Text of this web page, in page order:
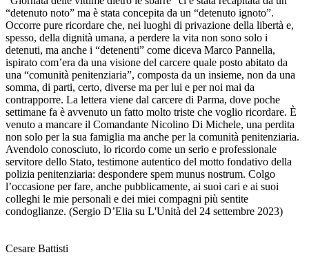
“detenuto noto” ma è stata concepita da un “detenuto ignoto”.
Occorre pure ricordare che, nei luoghi di privazione della libertà e,
spesso, della dignità umana, a perdere la vita non sono solo i
detenuti, ma anche i “detenenti” come diceva Marco Pannella,
ispirato com’era da una visione del carcere quale posto abitato da
una “comunità penitenziaria”, composta da un insieme, non da una
somma, di parti, certo, diverse ma per lui e per noi mai da
contrapporre. La lettera viene dal carcere di Parma, dove poche
settimane fa è avvenuto un fatto molto triste che voglio ricordare. È
venuto a mancare il Comandante Nicolino Di Michele, una perdita
non solo per la sua famiglia ma anche per la comunità penitenziaria.
Avendolo conosciuto, lo ricordo come un serio e professionale
servitore dello Stato, testimone autentico del motto fondativo della
polizia penitenziaria: despondere spem munus nostrum. Colgo
l’occasione per fare, anche pubblicamente, ai suoi cari e ai suoi
colleghi le mie personali e dei miei compagni più sentite
condoglianze. (Sergio D’Elia su L'Unità del 24 settembre 2023)
Cesare Battisti